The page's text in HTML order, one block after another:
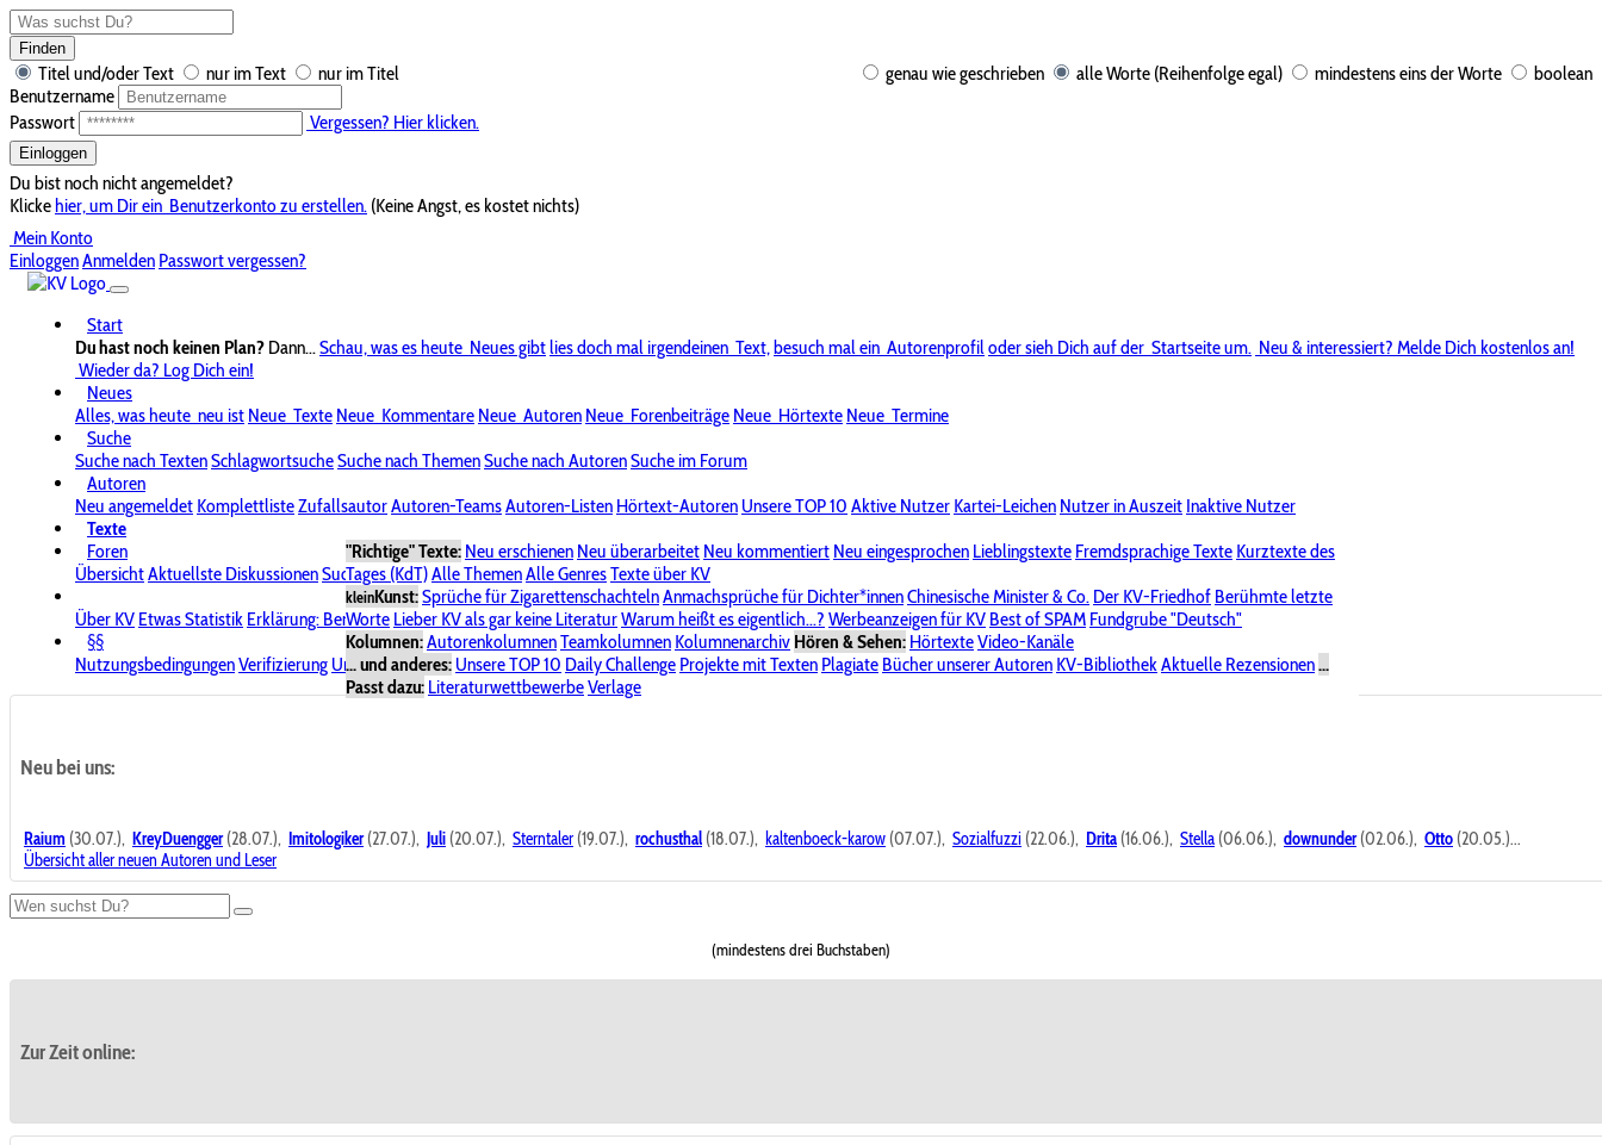
Finden
genau wie geschrieben alle Worte (Reihenfolge egal) mindestens eins der Worte boolean
Titel und/oder Text nur im Text
nur im Titel
Benutzername
Passwort
Vergessen? Hier klicken.
Einloggen
Du bist noch nicht angemeldet?
Klickehier, um Dir ein Benutzerkonto zu erstellen. (Keine Angst, es kostet nichts)
Mein Konto
EinloggenAnmelden Passwort vergessen?
Start
Du hast noch keinen Plan? Dann...Schau, was es heute Neues gibtlies doch mal irgendeinen Text,besuch mal ein Autorenprofiloder sieh Dich auf der Startseite um. Neu & interessiert? Melde Dich kostenlos an!
Wieder da? Log Dich ein!
Neues
Alles, was heute neu ist Neue Texte Neue Kommentare Neue Autoren Neue Forenbeiträge Neue Hörtexte Neue Termine
Suche
Suche nach TextenSchlagwortsucheSuche nach ThemenSuche nach AutorenSuche im Forum
Autoren
Neu angemeldet KomplettlisteZufallsautorAutoren-TeamsAutoren-Listen Hörtext-Autoren Unsere TOP 10 Aktive Nutzer Kartei-Leichen Nutzer in Auszeit Inaktive Nutzer
Texte
"Richtige" Texte: Neu erschienen Neu überarbeitet Neu kommentiert Neu eingesprochen Lieblingstexte Fremdsprachige Texte Kurztexte des
Tages (KdT)Alle ThemenAlle GenresTexte über KV
kleinKunst:Sprüche für ZigarettenschachtelnAnmachsprüche für Dichter*innenChinesische Minister & Co. Der KV-Friedhof Berühmte letzte
Worte Lieber KV als gar keine LiteraturWarum heißt es eigentlich...? Werbeanzeigen für KV Best of SPAM Fundgrube "Deutsch"
Kolumnen:AutorenkolumnenTeamkolumnen Kolumnenarchiv Hören & Sehen: HörtexteVideo-Kanäle
... und anderes: Unsere TOP 10 Daily Challenge Projekte mit Texten Plagiate Bücher unserer Autoren KV-BibliothekAktuelle Rezensionen...
Passt dazu: LiteraturwettbewerbeVerlage
Foren
ÜbersichtAktuellste DiskussionenSuche im ForumBereich "KV-Board"Bereich "Literatur & Schreiberei"
Über KV Etwas Statistik Erklärung: BenutzersymboleSpende für KV Unsere SpenderlisteAlle Wege führen zu KVPasswort vergessen?
§§
NutzungsbedingungenVerifizierung UrheberrechtAvatare & BilderStalkingDatenschutzerklärungImpressum
Neu bei uns:
Raium (30.07.), KreyDuengger(28.07.), Imitologiker(27.07.), Juli (20.07.), Sterntaler (19.07.), rochusthal (18.07.), kaltenboeck-karow (07.07.), Sozialfuzzi (22.06.), Drita (16.06.), Stella (06.06.), downunder(02.06.), Otto (20.05.)...
Übersicht aller neuen Autoren und Leser
(mindestens drei Buchstaben)
Zur Zeit online: